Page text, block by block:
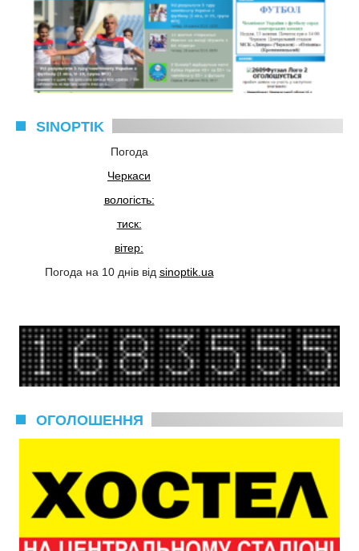
SINOPTIK
Погода
Черкаси
вологість:
тиск:
вітер:
Погода на 10 днів від sinoptik.ua
ОГОЛОШЕННЯ